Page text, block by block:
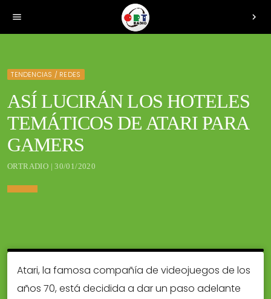
menu chevron_right
TENDENCIAS / REDES
ASÍ LUCIRÁN LOS HOTELES
TEMÁTICOS DE ATARI PARA
GAMERS
ORTRADIO | 30/01/2020
Atari, la famosa compañía de videojuegos de los
años 70, está decidida a dar un paso adelante